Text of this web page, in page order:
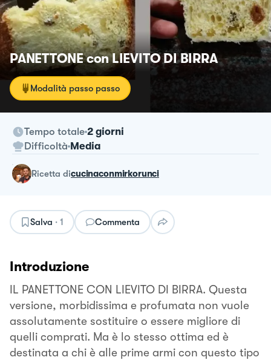
PANETTONE con LIEVITO DI BIRRA
Modalità passo passo
Tempo totale 2 giorni
Difficoltà Media
ricetta dicucinaconmirkorunci
Salva · 1 Commenta
Introduzione
IL PANETTONE CON LIEVITO DI BIRRA. Questa
versione, morbidissima e profumata non vuole
assolutamente sostituire o essere migliore di
quelli comprati. Ma è lo stesso ottima ed è
destinata a chi è alle prime armi con questo tipo